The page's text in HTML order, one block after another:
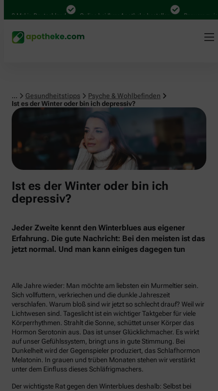
Mal in Deutschland Online bei Ihrer Apotheke bestellen Bequem
... Gesundheitstipps
Psyche & Wohlbefinden
Ist es der Winter oder bin ich depressiv?
Psyche & Wohlbefinden
Ist es der Winter oder bin ich
depressiv?
Jeder Zweite kennt den Winterblues aus eigener
Erfahrung. Die gute Nachricht: Bei den meisten ist das
jetzt normal. Und man kann einiges dagegen tun
Alle Jahre wieder: Man möchte am liebsten ein Murmeltier sein.
Sich vollfuttern, verkriechen und die dunkle Jahreszeit
verschlafen. Warum bloß sind wir jetzt so schlecht drauf? Weil wir
Lichtwesen sind. Tageslicht ist ein wichtiger Taktgeber für viele
Körperrhythmen. Strahlt die Sonne, schüttet unser Körper das
Hormon Serotonin aus. Das ist unser Glücklichmacher. Es wirkt
auf unser Gefühlssystem, bringt uns in gute Stimmung. Bei
Dunkelheit wird der Gegenspieler produziert, das Schlafhormon
Melatonin. In grauen und trüben Monaten stehen wir verstärkt
unter dem Einfluss dieses Schläfrigmachers.
Der wichtigste Rat gegen den Winterblues deshalb: Selbst bei